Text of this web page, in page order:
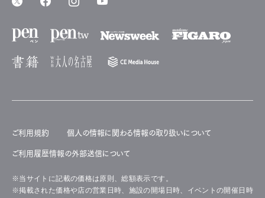
ご利用規約 個人の情報に関わる情報の取り扱いについて
ご利用履歴情報の外部送信について
※当サイトに記載の価格は原則、総額表示です。
※掲載された価格や店の営業日時、施設の開場日時、イベントの開催日時